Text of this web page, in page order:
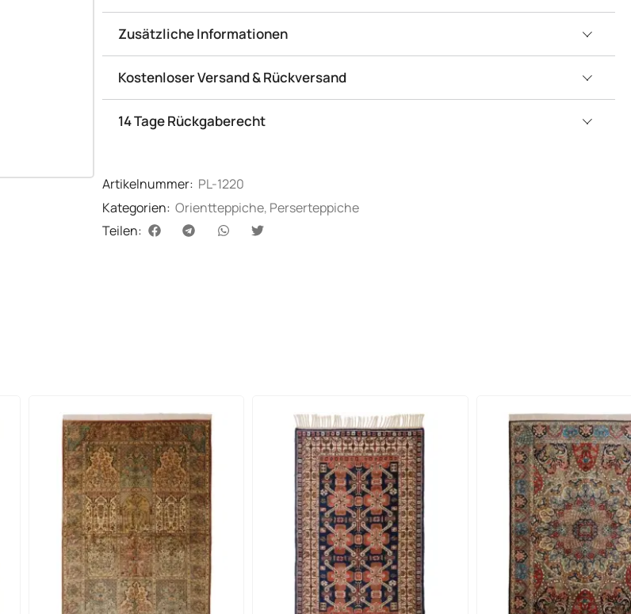
Zusätzliche Informationen
Kostenloser Versand & Rückversand
14 Tage Rückgaberecht
Artikelnummer: PL-1220
Kategorien: Orientteppiche, Perserteppiche
Teilen: